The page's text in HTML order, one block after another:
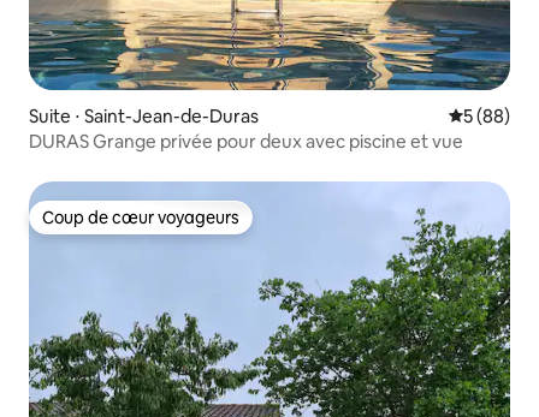
Suite ⋅ Saint-Jean-de-Duras
5 (88)
DURAS Grange privée pour deux avec piscine et vue
Coup de cœur voyageurs
Coup de cœur voyageurs